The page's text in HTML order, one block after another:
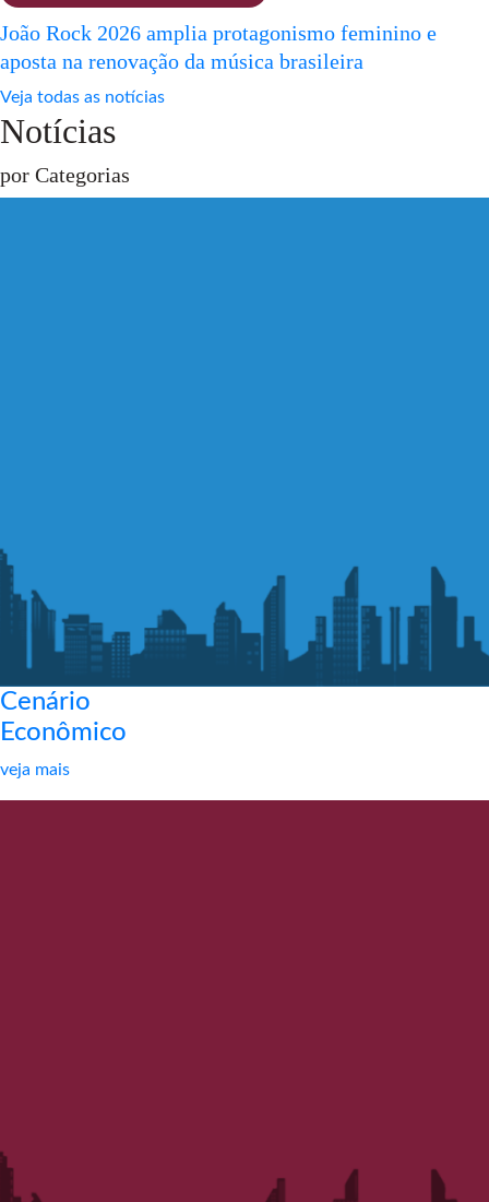
João Rock 2026 amplia protagonismo feminino e
aposta na renovação da música brasileira
Veja todas as notícias
Notícias
por Categorias
Cenário
Econômico
veja mais